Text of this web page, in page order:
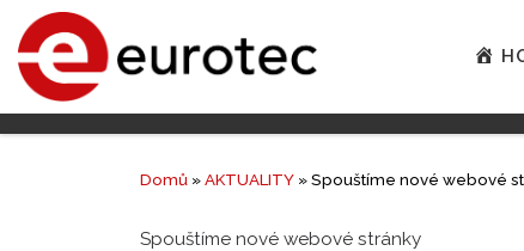
Domů »AKTUALITY »Spouštíme nové webové
Spouštíme nové webové stránky